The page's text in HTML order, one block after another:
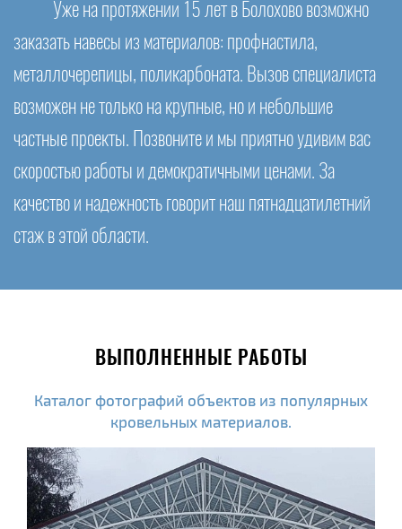
Уже на протяжении 15 лет в Болохово возможно
заказать навесы из материалов: профнастила,
металлочерепицы, поликарбоната. Вызов специалиста
возможен не только на крупные, но и небольшие
частные проекты. Позвоните и мы приятно удивим вас
скоростью работы и демократичными ценами. За
качество и надежность говорит наш пятнадцатилетний
стаж в этой области.
ВЫПОЛНЕННЫЕ РАБОТЫ
Каталог фотографий объектов из популярных
кровельных материалов.